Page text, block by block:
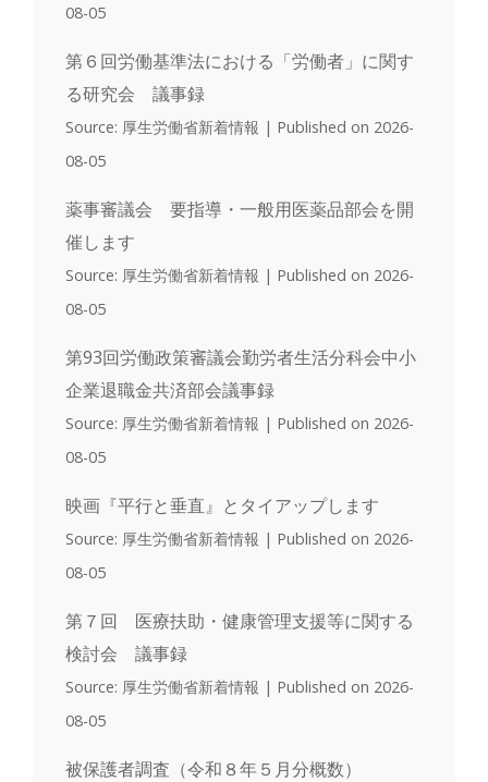
08-05
第６回労働基準法における「労働者」に関す
る研究会 議事録
Source: 厚生労働省新着情報
Published on 2026-
08-05
薬事審議会 要指導・一般用医薬品部会を開
催します
Source: 厚生労働省新着情報
Published on 2026-
08-05
第93回労働政策審議会勤労者生活分科会中小
企業退職金共済部会議事録
Source: 厚生労働省新着情報
Published on 2026-
08-05
映画『平行と垂直』とタイアップします
Source: 厚生労働省新着情報
Published on 2026-
08-05
第７回 医療扶助・健康管理支援等に関する
検討会 議事録
Source: 厚生労働省新着情報
Published on 2026-
08-05
被保護者調査（令和８年５月分概数）